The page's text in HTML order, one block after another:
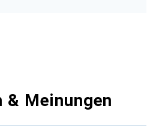
& Meinungen